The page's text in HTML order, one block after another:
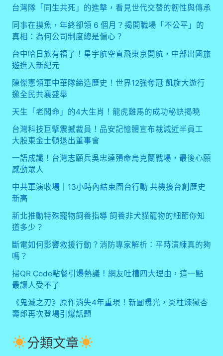
台灣隊「同生共死」的進擊，看見世代交替的韌性與傳承
同事在摸魚，年終卻領 6 個月？揭開職場「不公平」的
真相：為何公司制度總是偏心？
台中哈日族有福了！星宇航空直飛東京開航，中部出國旅
遊進入新紀元
陳傑憲領軍中華隊締造歷史！世界12強奪冠 凱旋大遊行
邀全民共襄盛舉
天生「老闆命」的4大生肖！龍虎雞馬的成功秘訣揭曉
台灣科技巨擘震撼裁員！品安記憶體宣布裁減近半員工
大股東金士頓退出董事會
一語成讖！台灣志願兵吳忠達殞命烏克蘭戰場，最後心願
感動眾人
中共軍演收場｜13小時內結束圍台行動 共機擾台創歷史
新高
新北推動特殊寵物飼養指導 飼養非犬貓寵物的細節你知
道多少？
斷電如何影響救援行動？消防專家解析：平時演練真的夠
嗎？
掃QR Code點餐引爆熱議！網友吐槽四大理由，這一點
最讓人受不了
《鬼滅之刃》原作消失4年重現！新圖曝光，炎柱煉獄杏
壽郎再次登場引爆話題
分類文章